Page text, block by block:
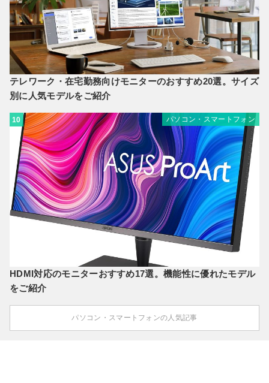
テレワーク・在宅勤務向けモニターのおすすめ20選。サイズ
別に人気モデルをご紹介
10 パソコン・スマートフォン
HDMI対応のモニターおすすめ17選。機能性に優れたモデル
をご紹介
パソコン・スマートフォンの人気記事